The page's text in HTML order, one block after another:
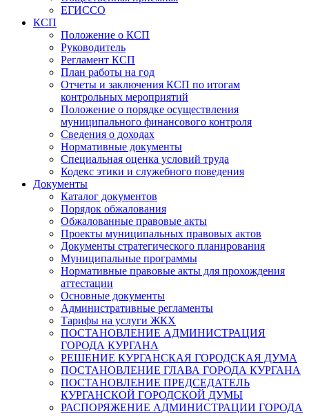
ЕГИССО
КСП
Положение о КСП
Руководитель
Регламент КСП
План работы на год
Отчеты и заключения КСП по итогам
контрольных мероприятий
Положение о порядке осуществления
муниципального финансового контроля
Сведения о доходах
Нормативные документы
Специальная оценка условий труда
Кодекс этики и служебного поведения
Документы
Каталог документов
Порядок обжалования
Обжалованные правовые акты
Проекты муниципальных правовых актов
Документы стратегического планирования
Муниципальные программы
Нормативные правовые акты для прохождения
аттестации
Основные документы
Административные регламенты
Тарифы на услуги ЖКХ
ПОСТАНОВЛЕНИЕ АДМИНИСТРАЦИЯ
ГОРОДА КУРГАНА
РЕШЕНИЕ КУРГАНСКАЯ ГОРОДСКАЯ ДУМА
ПОСТАНОВЛЕНИЕ ГЛАВА ГОРОДА КУРГАНА
ПОСТАНОВЛЕНИЕ ПРЕДСЕДАТЕЛЬ
КУРГАНСКОЙ ГОРОДСКОЙ ДУМЫ
РАСПОРЯЖЕНИЕ АДМИНИСТРАЦИИ ГОРОДА